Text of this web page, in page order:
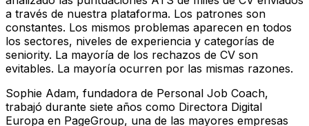
a través de nuestra plataforma. Los patrones son
constantes. Los mismos problemas aparecen en todos
los sectores, niveles de experiencia y categorías de
seniority. La mayoría de los rechazos de CV son
evitables. La mayoría ocurren por las mismas razones.
Sophie Adam, fundadora de Personal Job Coach,
trabajó durante siete años como Directora Digital
Europa en PageGroup, una de las mayores empresas